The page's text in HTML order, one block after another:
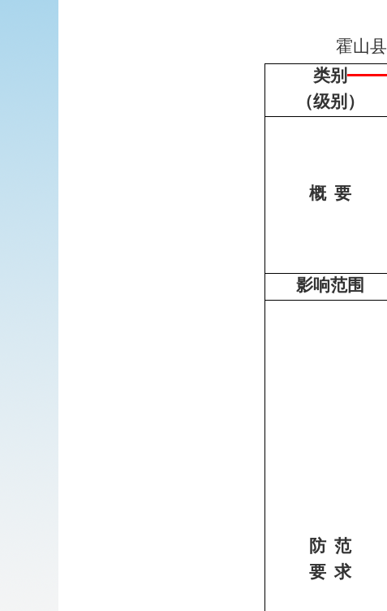
霍山县
类别
（级别）
概 要
影响范围
防 范
要 求